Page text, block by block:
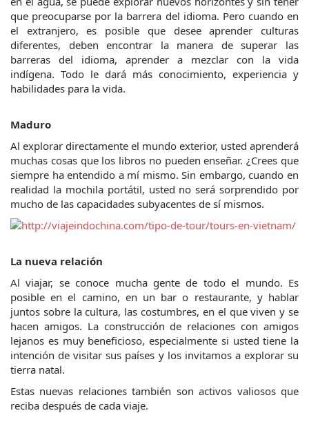
que preocuparse por la barrera del idioma. Pero cuando en
el extranjero, es posible que desee aprender culturas
diferentes, deben encontrar la manera de superar las
barreras del idioma, aprender a mezclar con la vida
indígena. Todo le dará más conocimiento, experiencia y
habilidades para la vida.
Maduro
Al explorar directamente el mundo exterior, usted aprenderá
muchas cosas que los libros no pueden enseñar. ¿Crees que
siempre ha entendido a mí mismo. Sin embargo, cuando en
realidad la mochila portátil, usted no será sorprendido por
mucho de las capacidades subyacentes de sí mismos.
La nueva relación
Al viajar, se conoce mucha gente de todo el mundo. Es
posible en el camino, en un bar o restaurante, y hablar
juntos sobre la cultura, las costumbres, en el que viven y se
hacen amigos. La construcción de relaciones con amigos
lejanos es muy beneficioso, especialmente si usted tiene la
intención de visitar sus países y los invitamos a explorar su
tierra natal.
Estas nuevas relaciones también son activos valiosos que
reciba después de cada viaje.